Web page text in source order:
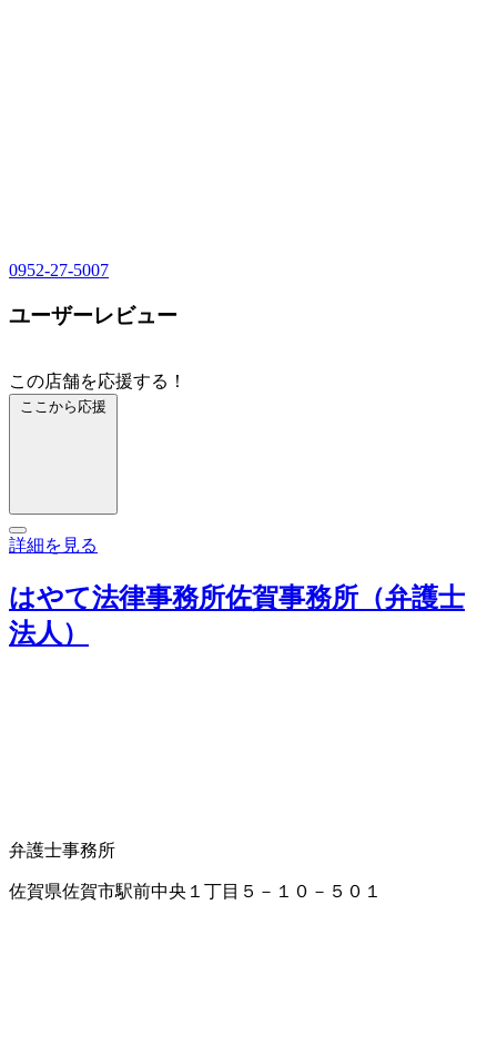
0952-27-5007
ユーザーレビュー
この店舗を応援する！
ここから応援
詳細を見る
はやて法律事務所佐賀事務所（弁護士
法人）
弁護士事務所
佐賀県佐賀市駅前中央１丁目５－１０－５０１